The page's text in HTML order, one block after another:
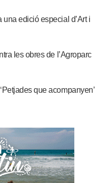
edició especial d’Art i
les obres de l’Agroparc
que acompanyen’